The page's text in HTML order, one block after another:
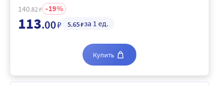
140.82 ₽ 19
113.00₽ 5.65₽за 1 ед.
Купить